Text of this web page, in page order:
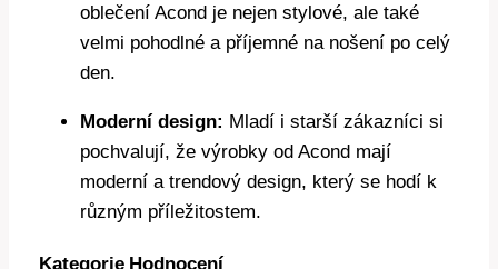
oblečení Acond je nejen stylové, ale také
velmi pohodlné a příjemné na nošení po celý
den.
Moderní design: Mladí i starší zákazníci si
pochvalují, že výrobky od Acond mají
moderní a trendový design, který se hodí k
různým příležitostem.
Kategorie Hodnocení